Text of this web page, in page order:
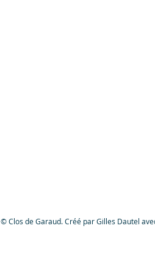
© Clos de Garaud. Créé par Gilles Dautel